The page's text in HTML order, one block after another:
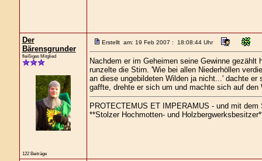
Der
Bärensgrunder
fleißiges Mitglied
122 Beiträge
Erstellt am: 19 Feb 2007 : 18:08:44 Uhr
Nachdem er im Geheimen seine Gewinne
runzelte die Stirn. 'Wie bei allen Niederhöllen
an diese ungebildeten Wilden ja nicht...' dachte
gaffte, drehte er sich um und machte sich auf
PROTECTEMUS ET IMPERAMUS - und mit dem
**Stolzer Hochmotten- und